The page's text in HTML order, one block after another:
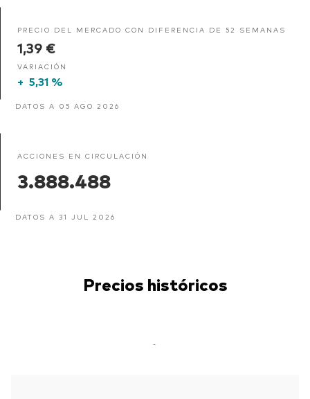
PRECIO DEL MERCADO CON DIFERENCIA DE 52 SEMANAS
1,39 €
VARIACIÓN
+ 5,31 %
DATOS A 05 AGO 2026
ACCIONES EN CIRCULACIÓN
3.888.488
DATOS A 31 JUL 2026
Precios históricos
-